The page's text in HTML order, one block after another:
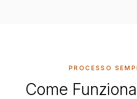
PROCESSO
Come